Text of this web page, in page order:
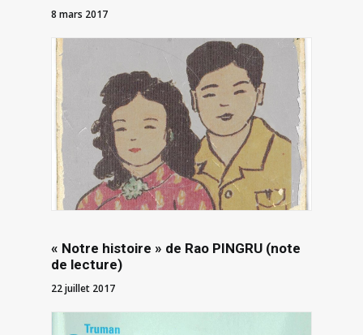
8 mars 2017
« Notre histoire » de Rao PINGRU (note
de lecture)
22 juillet 2017